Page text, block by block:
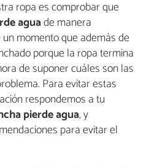
ropa es comprobar que
aguade manera
momento que además de
porque la ropa termina
de suponer cuáles son las
Para evitar estas
respondemos a tu
pierde agua, y
para evitar el